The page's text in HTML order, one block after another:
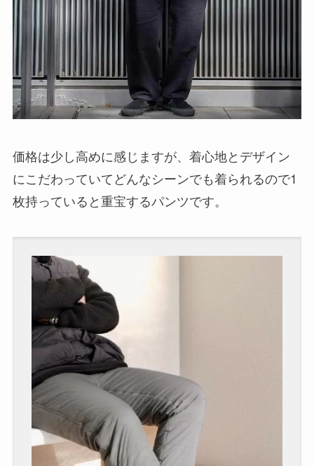
価格は少し高めに感じますが、着心地とデザイン
にこだわっていてどんなシーンでも着られるので1
枚持っていると重宝するパンツです。